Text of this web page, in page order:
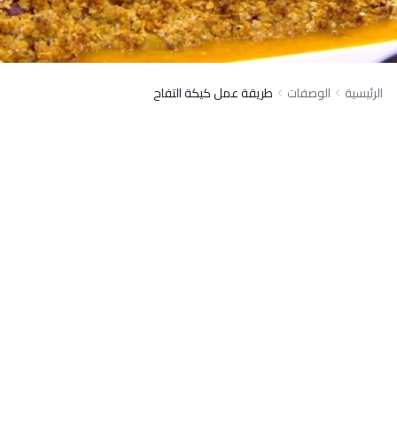
الرئيسية الوصفات طريقة عمل كيكة التفاح